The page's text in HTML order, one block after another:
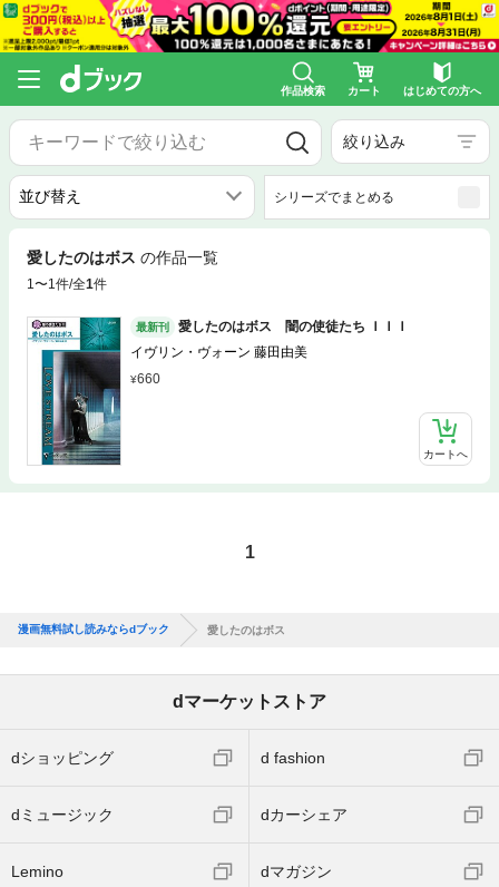
作品検索 カート はじめての方へ
絞り込み
シリーズでまとめる
愛したのはボス の作品一覧
1〜1件/全1件
最新刊
愛したのはボス 闇の使徒たち ＩＩＩ
イヴリン・ヴォーン 藤田由美
660
カートへ
1
漫画無料試し読みならdブック 愛したのはボス
dマーケットストア
dショッピング d fashion
dミュージック dカーシェア
Lemino dマガジン